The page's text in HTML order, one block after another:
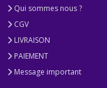
Qui sommes nous ?
CGV
LIVRAISON
PAIEMENT
Message important